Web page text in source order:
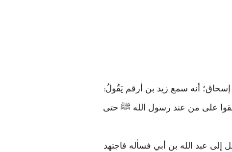
:
على من عند رسول الله ﷺ حتى
إلى عبد الله بن أبي فسأله فاجتهد